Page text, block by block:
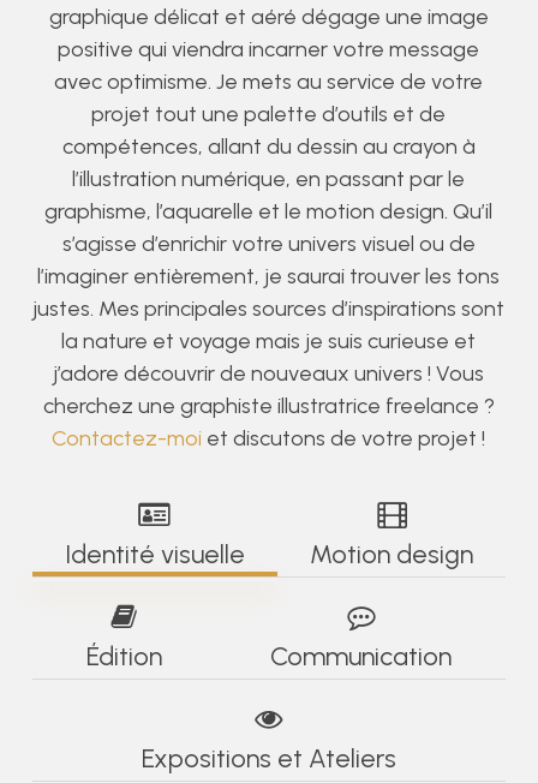
graphique délicat et aéré dégage une image
positive qui viendra incarner votre message
avec optimisme. Je mets au service de votre
projet tout une palette d’outils et de
compétences, allant du dessin au crayon à
l’illustration numérique, en passant par le
graphisme, l’aquarelle et le motion design. Qu’il
s’agisse d’enrichir votre univers visuel ou de
l’imaginer entièrement, je saurai trouver les tons
justes. Mes principales sources d’inspirations sont
la nature et voyage mais je suis curieuse et
j’adore découvrir de nouveaux univers ! Vous
cherchez une graphiste illustratrice freelance ?
Contactez-moi et discutons de votre projet !
Identité visuelle Motion design
Édition Communication
Expositions et Ateliers